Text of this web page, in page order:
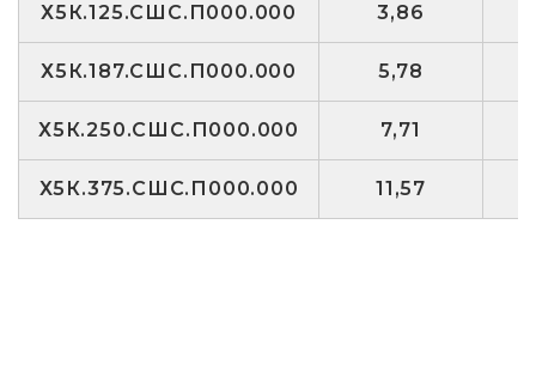
Х5К.125.СШС.П000.000 3,86
Х5К.187.СШС.П000.000 5,78
Х5К.250.СШС.П000.000 7,71
Х5К.375.СШС.П000.000 11,57